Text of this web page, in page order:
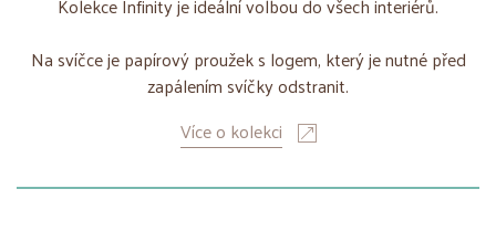
Na svíčce je papírový proužek s logem, který je nutné před
zapálením svíčky odstranit.
Více o kolekci